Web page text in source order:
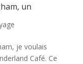
un
je voulais
Café. Ce